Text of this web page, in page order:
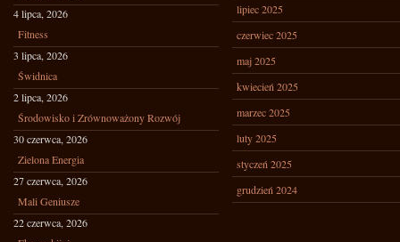
4 lipca, 2026
Fitness
3 lipca, 2026
Świdnica
2 lipca, 2026
Środowisko i Zrównoważony Rozwój
30 czerwca, 2026
Zielona Energia
27 czerwca, 2026
Mali Geniusze
22 czerwca, 2026
lipiec 2025
czerwiec 2025
maj 2025
kwiecień 2025
marzec 2025
luty 2025
styczeń 2025
grudzień 2024